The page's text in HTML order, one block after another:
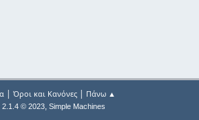
| Όροι και Κανόνες| Πάνω ▲
2.1.4 © 2023, Simple Machines